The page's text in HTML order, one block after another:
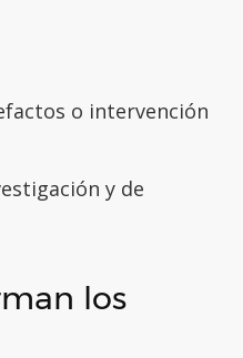
o intervención
y de
los